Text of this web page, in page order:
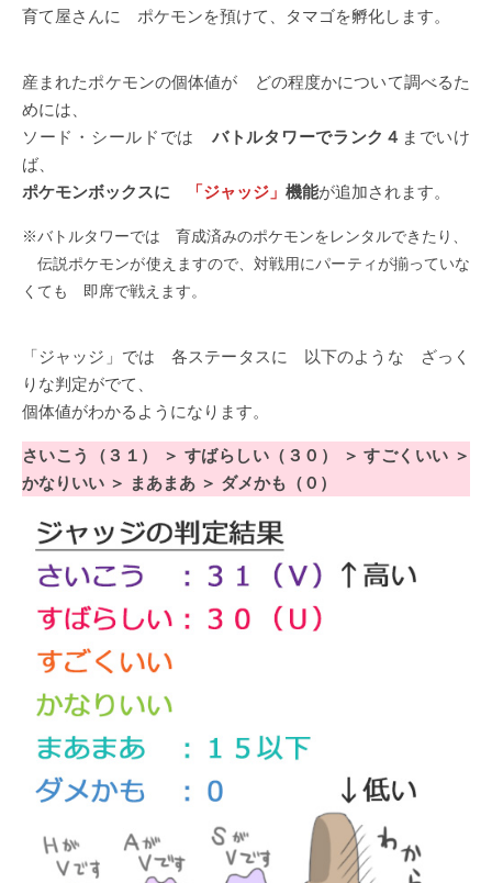
育て屋さんに ポケモンを預けて、タマゴを孵化します。
産まれたポケモンの個体値が どの程度かについて調べるた
めには、
ソード・シールドでは バトルタワーでランク４ までいけ
ば、
ポケモンボックスに
「ジャッジ」 機能が追加されます。
※バトルタワーでは 育成済みのポケモンをレンタルできたり、
伝説ポケモンが使えますので、対戦用にパーティが揃っていな
くても 即席で戦えます。
「ジャッジ」では 各ステータスに 以下のような ざっく
りな判定がでて、
個体値がわかるようになります。
さいこう（３１） ＞ すばらしい（３０） ＞ すごくいい ＞
かなりいい ＞ まあまあ ＞ ダメかも（０）